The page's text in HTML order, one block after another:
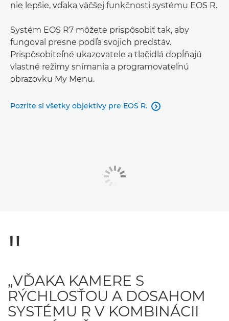
nie lepšie, vďaka väčšej funkčnosti systému EOS R.
Systém EOS R7 môžete prispôsobiť tak, aby
fungoval presne podľa svojich predstáv.
Prispôsobiteľné ukazovatele a tlačidlá dopĺňajú
vlastné režimy snímania a programovateľnú
obrazovku My Menu.
Pozrite si všetky objektívy pre EOS R. 
„VĎAKA KAMERE S
RÝCHLOSŤOU A DOSAHOM
SYSTÉMU R V KOMBINÁCII